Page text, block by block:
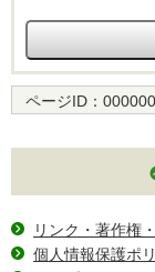
ページID：
リンク・著作権
個人情報保護ポ